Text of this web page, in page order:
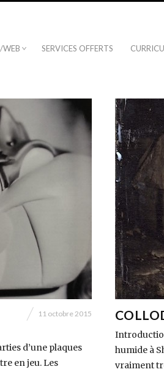
WEB SERVICES OFFERTS
11 octobre 2015
d’une plaques
en jeu. Les
humide à
vraiment